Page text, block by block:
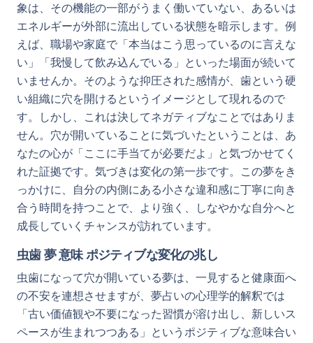
象は、その機能の一部がうまく働いていない、あるいは
エネルギーが外部に流出している状態を暗示します。例
えば、職場や家庭で「本当はこう思っているのに言えな
い」「我慢して飲み込んでいる」といった場面が続いて
いませんか。そのような抑圧された感情が、歯という硬
い組織に穴を開けるというイメージとして現れるので
す。しかし、これは決してネガティブなことではありま
せん。穴が開いていることに気づいたということは、あ
なたの心が「ここに手当てが必要だよ」と気づかせてく
れた証拠です。気づきは変化の第一歩です。この夢をき
っかけに、自分の内側にある小さな違和感に丁寧に向き
合う時間を持つことで、より強く、しなやかな自分へと
成長していくチャンスが訪れています。
虫歯 夢 意味 ポジティブな変化の兆し
虫歯になって穴が開いている夢は、一見すると健康面へ
の不安を連想させますが、夢占いの心理学的解釈では
「古い価値観や不要になった習慣が溶け出し、新しいス
ペースが生まれつつある」というポジティブな意味合い